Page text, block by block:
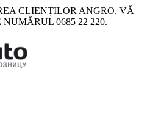
CLIENȚILOR ANGRO, VĂ
0685 22 220.